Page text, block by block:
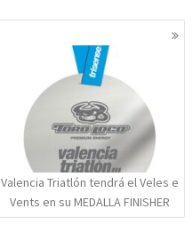
Valencia Triatlón tendrá el Veles e
Vents en su MEDALLA FINISHER